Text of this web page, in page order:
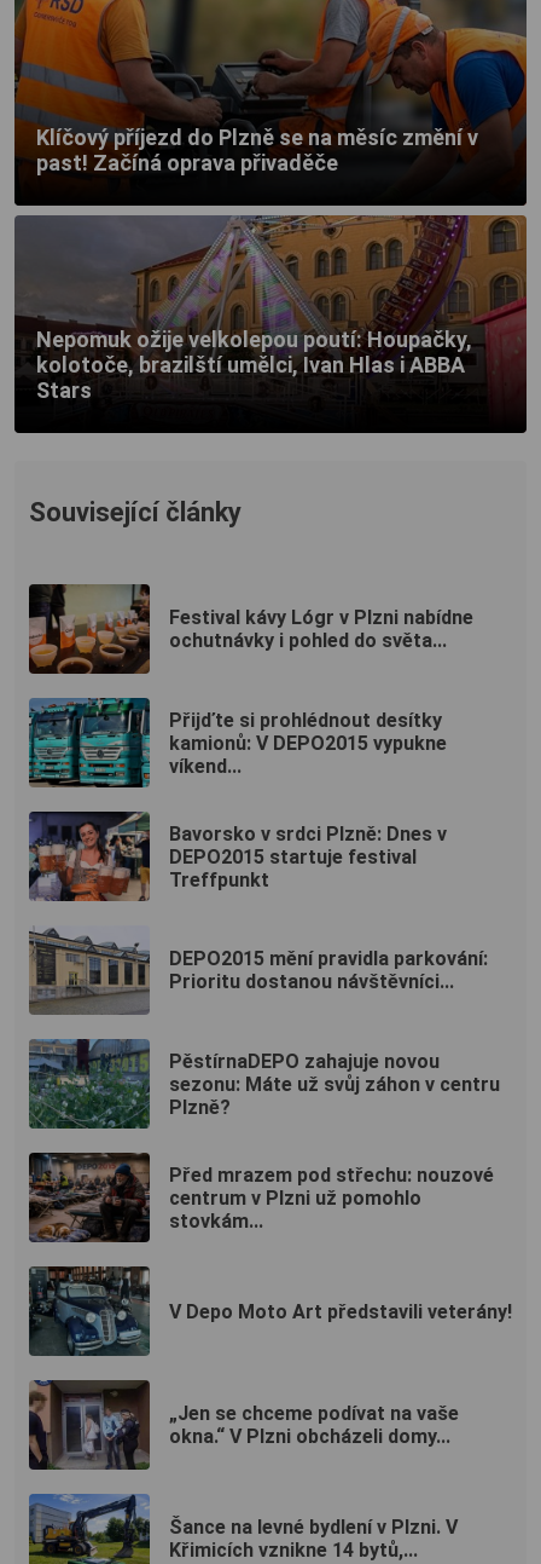
Klíčový příjezd do Plzně se na měsíc změní v
past! Začíná oprava přivaděče
Nepomuk ožije velkolepou poutí: Houpačky,
kolotoče, brazilští umělci, Ivan Hlas i ABBA
Stars
Související články
Festival kávy Lógr v Plzni nabídne
ochutnávky i pohled do světa...
Přijďte si prohlédnout desítky
kamionů: V DEPO2015 vypukne
víkend...
Bavorsko v srdci Plzně: Dnes v
DEPO2015 startuje festival
Treffpunkt
DEPO2015 mění pravidla parkování:
Prioritu dostanou návštěvníci...
PěstírnaDEPO zahajuje novou
sezonu: Máte už svůj záhon v centru
Plzně?
Před mrazem pod střechu: nouzové
centrum v Plzni už pomohlo
stovkám...
V Depo Moto Art představili veterány!
„Jen se chceme podívat na vaše
okna.“ V Plzni obcházeli domy...
Šance na levné bydlení v Plzni. V
Křimicích vznikne 14 bytů,...